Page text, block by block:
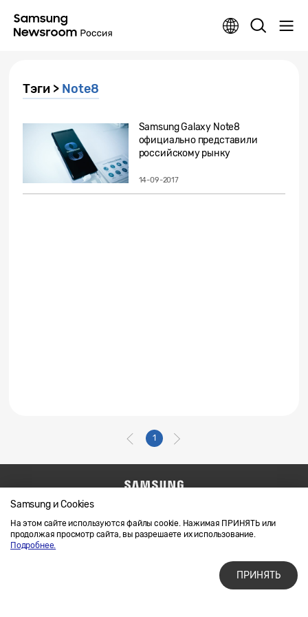
Samsung и Cookies
На этом сайте используются файлы cookie. Нажимая ПРИНЯТЬ или
продолжая просмотр сайта, вы разрешаете их использование.
Подробнее.
ПРИНЯТЬ
Тэги > Note8
Samsung Galaxy Note8
официально представили
российскому рынку
14-09-2017
1
Напишите нам
Условия использования материалов
Конфиденциальность и файлы cookie